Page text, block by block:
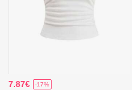
7.87€ -17%